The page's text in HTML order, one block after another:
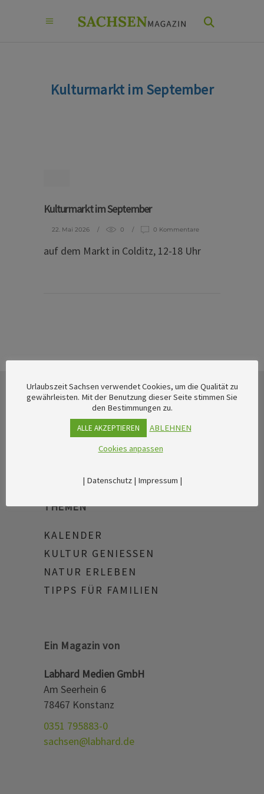
Kulturmarkt im September
Kulturmarkt im September
22. Mai 2026 0 0 Kommentare
auf dem Markt in Colditz, 12-18 Uhr
THEMEN
KALENDER
KULTUR GENIESSEN
NATUR ERLEBEN
TIPPS FÜR FAMILIEN
Ein Magazin von
Labhard Medien GmbH
Am Seerhein 6
78467 Konstanz
0351 795883-0
sachsen@labhard.de
Urlaubszeit Sachsen verwendet Cookies, um die Qualität zu
gewährleisten. Mit der Benutzung dieser Seite stimmen Sie
den Bestimmungen zu.
ALLE AKZEPTIEREN
ABLEHNEN
Cookies anpassen
| Datenschutz| Impressum |